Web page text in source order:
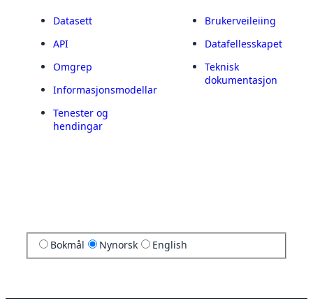
Datasett
API
Omgrep
Informasjonsmodellar
Tenester og
hendingar
Brukerveileiing
Datafellesskapet
Teknisk
dokumentasjon
Bokmål Nynorsk English